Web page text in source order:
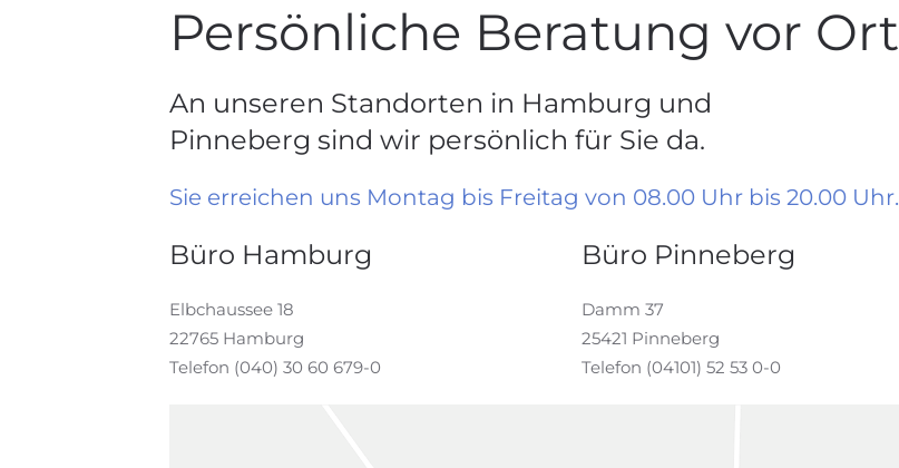
Persönliche Beratung vor Ort
An unseren Standorten in Hamburg und
Pinneberg sind wir persönlich für Sie da.
Sie erreichen uns Montag bis Freitag von 08.00 Uhr bis 20.00 Uhr.
Büro Hamburg
Elbchaussee 18
22765 Hamburg
Telefon (040) 30 60 679-0
Büro Pinneberg
Damm 37
25421 Pinneberg
Telefon (04101) 52 53 0-0